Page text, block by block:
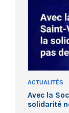
ACTUALITÉS
Avec la
solidarité